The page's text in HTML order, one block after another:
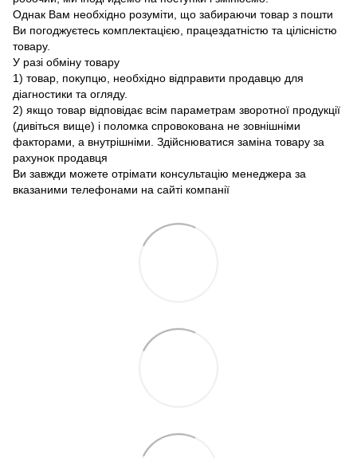
Однак Вам необхідно розуміти, що забираючи товар з пошти
Ви погоджуєтесь комплектацією, працездатністю та цілісністю
товару.
У разі обміну товару
1) товар, покупцю, необхідно відправити продавцю для
діагностики та огляду.
2) якщо товар відповідає всім параметрам зворотної продукції
(дивіться вище) і поломка спровокована не зовнішніми
факторами, а внутрішніми. Здійснюватися заміна товару за
рахунок продавця
Ви завжди можете отрімати консультацію менеджера за
вказаними телефонами на сайті компанії